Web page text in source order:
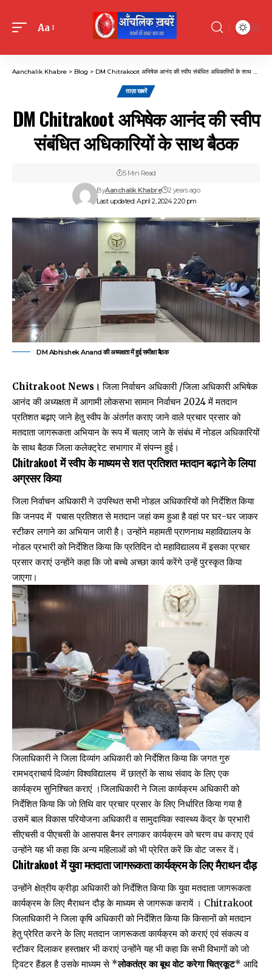
Font
Aa
Aanchalik Khabre > Blog > DM Chitrakoot अभिषेक आनंद की स्वीप संबंधित अधिकारियों के साथ बैठक
ताज़ा खबरें
DM Chitrakoot अभिषेक आनंद की स्वीप
संबंधित अधिकारियों के साथ बैठक
Last updated: April 2, 2024 2:20 pm
ByAanchalik Khabre 2 years ago
5 Min Read
DM Abhishek Anand की अध्यक्षता में हुई समीक्षा बैठक
Chitrakoot News। जिला निर्वाचन अधिकारी /जिला अधिकारी अभिषेक
आनंद की अध्यक्षता में आगामी लोकसभा सामान निर्वाचन 2024 में मतदान
प्रतिशत बढ़ाए जाने हेतु स्वीप के अंतर्गत कराए जाने वाले प्रचार प्रसार को
मतदाता जागरूकता अभियान के रूप में चलाए जाने के संबंध में नोडल अधिकारियों
के साथ बैठक जिला कलेक्ट्रेट सभागार में संपन्न हुई।
Chitrakootमेंस्वीप के माध्यम से शत प्रतिशत मतदान बढ़ाने के लिया
अग्रसर किया
जिला निर्वाचन अधिकारी ने उपस्थित सभी नोडल अधिकारियों को निर्देशित किया
कि जनपद में पचास प्रतिशत से मतदान जहां कम हुआ है वहां पर घर-घर जाकर
स्टीकर लगाने का अभियान जारी है। उन्होंने महामती प्राणनाथ महाविद्यालय के
नोडल प्रभारी को निर्देशित किया कि प्रतिदिन दो महाविद्यालय में इसका प्रचार
प्रसार कराएं उन्होंने कहा कि जो बच्चे अच्छा कार्य करेंगे उन्हें पुरस्कृत किया
जाएगा।
जिलाधिकारी ने जिला दिव्यांग अधिकारी को निर्देशित किया कि जगत गुरु
रामभद्राचार्य दिव्यांग विश्वविद्यालय में छात्रों के साथ संवाद के लिए एक
कार्यक्रम सुनिश्चित कराएं ।जिलाधिकारी ने जिला कार्यक्रम अधिकारी को
निर्देशित किया कि जो तिथि वार प्रचार प्रसार के लिए निर्धारित किया गया है
उसमें बाल विकास परियोजना अधिकारी व सामुदायिक स्वास्थ्य केंद्र के प्रभारी
सीएचसी व पीएचसी के आसपास बैनर लगाकर कार्यक्रम को चरण वध कराए एवं
उन्होंने यह भी कहा कि अन्य महिलाओं को भी प्रेरित करें कि वोट जरूर दें।
Chitrakoot मेंयुवा मतदाता जागरूकता कार्यक्रम के लिए मैराथन दौड़
उन्होंने क्षेत्रीय क्रीड़ा अधिकारी को निर्देशित किया कि युवा मतदाता जागरूकता
कार्यक्रम के लिए मैराथन दौड़ के माध्यम से जागरूक करायें । Chitrakoot
जिलाधिकारी ने जिला कृषि अधिकारी को निर्देशित किया कि किसानों को मतदान
हेतु प्रेरित करने के लिए मतदान जागरूकता कार्यक्रम को कराएं एवं संकल्प व
स्टीकर दिलाकर हस्ताक्षर भी कराएं उन्होंने यह भी कहा कि सभी विभागों को जो
ट्विटर हैंडल है उसके माध्यम से *लोकतंत्र का बूथ वोट करेगा चित्रकूट* आदि